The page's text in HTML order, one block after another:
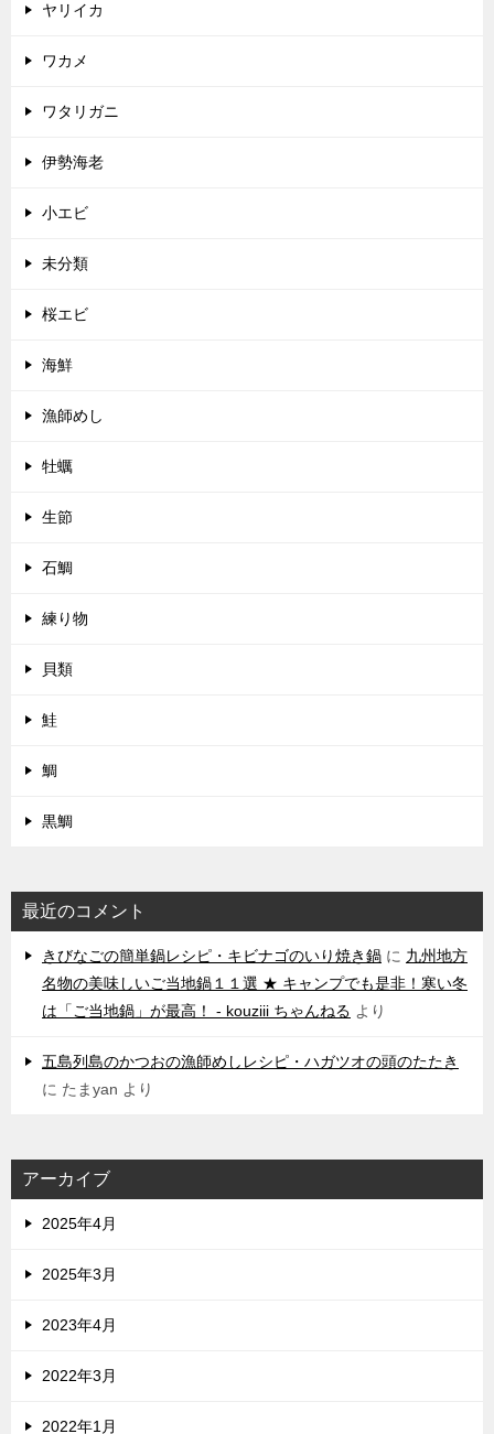
ヤリイカ
ワカメ
ワタリガニ
伊勢海老
小エビ
未分類
桜エビ
海鮮
漁師めし
牡蠣
生節
石鯛
練り物
貝類
鮭
鯛
黒鯛
最近のコメント
きびなごの簡単鍋レシピ・キビナゴのいり焼き鍋 に 九州地方
名物の美味しいご当地鍋１１選 ★ キャンプでも是非！寒い冬
は「ご当地鍋」が最高！ - kouziii ちゃんねる より
五島列島のかつおの漁師めしレシピ・ハガツオの頭のたたき
に たまyan より
アーカイブ
2025年4月
2025年3月
2023年4月
2022年3月
2022年1月